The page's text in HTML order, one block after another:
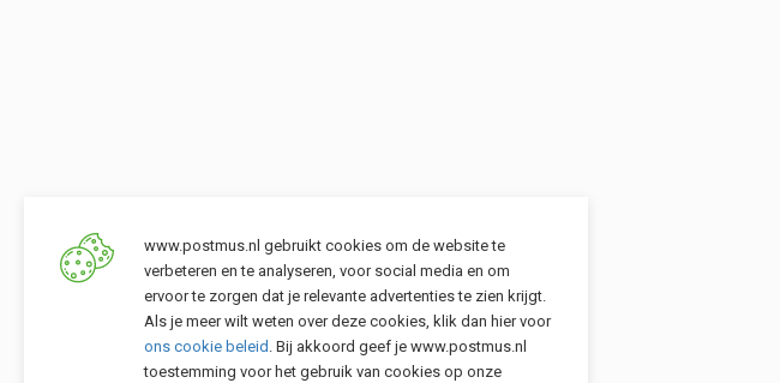
www.postmus.nl gebruikt cookies om de website te
verbeteren en te analyseren, voor social media en om
ervoor te zorgen dat je relevante advertenties te zien krijgt.
Als je meer wilt weten over deze cookies, klik dan hier voor
ons cookie beleid . Bij akkoord geef je www.postmus.nl
toestemming voor het gebruik van cookies op onze